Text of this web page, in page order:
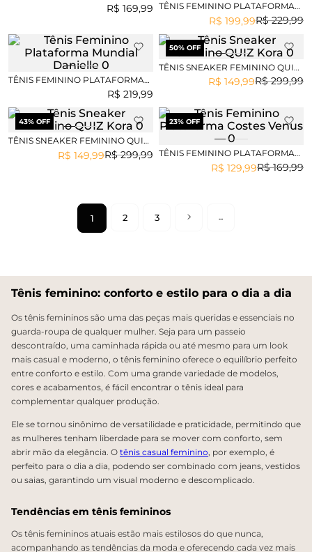
R$ 169,99 TÊNIS FEMININO PLATAFORMA
MUNDIAL MELIZE
R$ 229,99
R$ 199,99
TÊNIS FEMININO PLATAFORMA
R$ 219,99
50% OFF
TÊNIS SNEAKER FEMININO QUIZ
R$ 299,99
R$ 149,99
43% OFF
TÊNIS SNEAKER FEMININO QUIZ
R$ 299,99
R$ 149,99
23% OFF
TÊNIS FEMININO PLATAFORMA
COSTES VENUS
R$ 169,99
R$ 129,99
1 2 3
Tênis feminino: conforto e estilo para o dia a dia
Os tênis femininos são uma das peças mais queridas e essenciais no
guarda-roupa de qualquer mulher. Seja para um passeio
descontraído, uma caminhada rápida ou até mesmo para um look
mais casual e moderno, o tênis feminino oferece o equilíbrio perfeito
entre conforto e estilo. Com uma grande variedade de modelos,
cores e acabamentos, é fácil encontrar o tênis ideal para
complementar qualquer produção.
Ele se tornou sinônimo de versatilidade e praticidade, permitindo que
as mulheres tenham liberdade para se mover com conforto, sem
abrir mão da elegância. O tênis casual feminino , por exemplo, é
perfeito para o dia a dia, podendo ser combinado com jeans, vestidos
ou saias, garantindo um visual moderno e descomplicado.
Tendências em tênis femininos
Os tênis femininos atuais estão mais estilosos do que nunca,
acompanhando as tendências da moda e oferecendo cada vez mais